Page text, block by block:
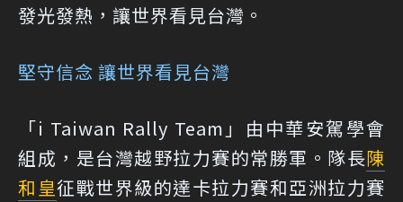
發光發熱，讓世界看見台灣。
堅守信念 讓世界看見台灣
「i Taiwan Rally Team」由中華安駕學會
組成，是台灣越野拉力賽的常勝軍。隊長陳
和皇征戰世界級的達卡拉力賽和亞洲拉力賽